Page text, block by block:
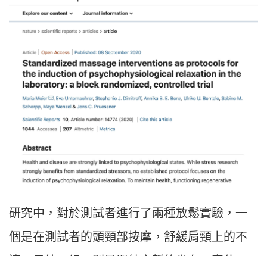
研究中，對於測試者進行了兩種放鬆實驗，一
個是在測試者的頭頸部按摩，舒緩肩頸上的不